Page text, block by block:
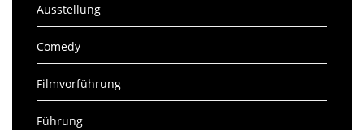
Ausstellung
Comedy
Filmvorführung
Führung